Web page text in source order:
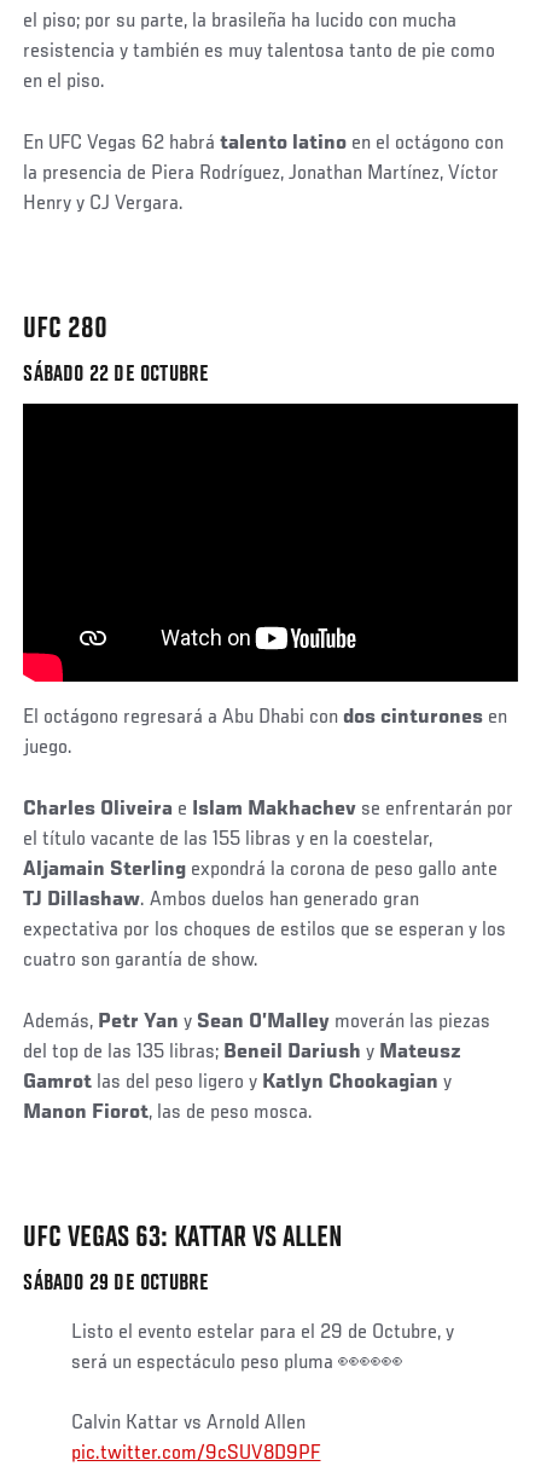
el piso; por su parte, la brasileña ha lucido con mucha
resistencia y también es muy talentosa tanto de pie como
en el piso.
En UFC Vegas 62 habrátalento latino en el octágono con
la presencia de Piera Rodríguez, Jonathan Martínez, Víctor
Henry y CJ Vergara.
UFC 280
SÁBADO 22 DE OCTUBRE
El octágono regresará a Abu Dhabi condos cinturones en
juego.
Charles Oliveira e Islam Makhachev se enfrentarán por
el título vacante de las 155 libras y en la coestelar,
Aljamain Sterling expondrá la corona de peso gallo ante
TJ Dillashaw. Ambos duelos han generado gran
expectativa por los choques de estilos que se esperan y los
cuatro son garantía de show.
Además, Petr Yan y Sean O’Malley moverán las piezas
del top de las 135 libras; Beneil Dariush y Mateusz
Gamrot las del peso ligero y Katlyn Chookagiany
Manon Fiorot, las de peso mosca.
UFC VEGAS 63: KATTAR VS ALLEN
SÁBADO 29 DE OCTUBRE
Listo el evento estelar para el 29 de Octubre, y
será un espectáculo peso pluma 👀👀👀
Calvin Kattar vs Arnold Allen
pic.twitter.com/9cSUV8D9PF